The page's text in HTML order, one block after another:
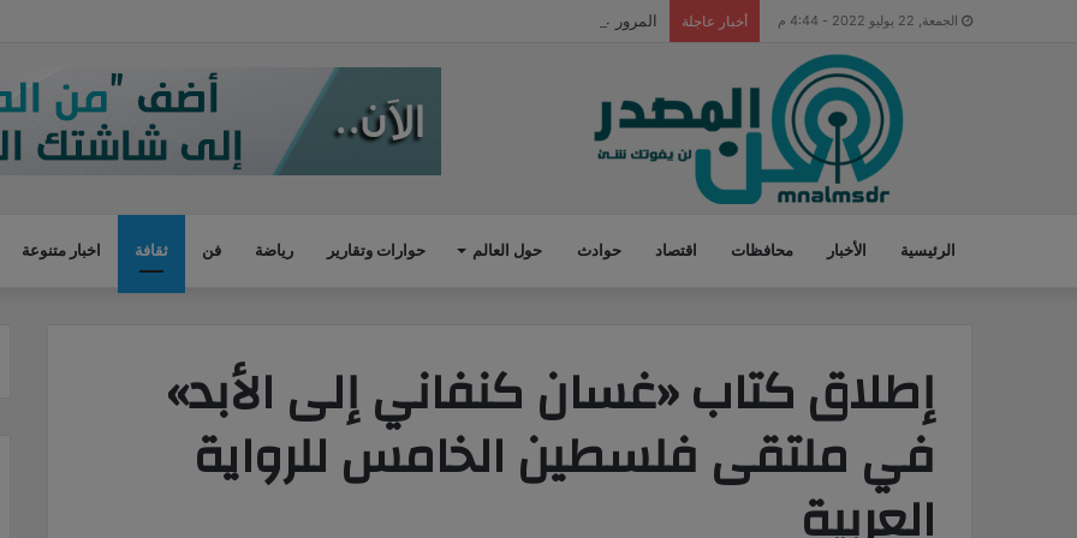
الجمعة, 22 يوليو 2022 - 4:44 م أخبار عاجلة المرور على المعديات النهرية للتأكد من توافر وسائل الأمان بالبحيرة
الرئيسية الأخبار محافظات اقتصاد حوادث حول العالم حوارات وتقارير رياضة فن ثقافة اخبار متنوعة
إطلاق كتاب «غسان كنفاني إلى الأبد»
في ملتقى فلسطين الخامس للرواية